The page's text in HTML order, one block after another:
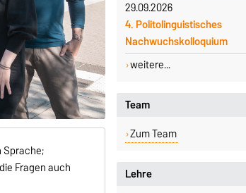
Fragen auch
29.09.2026
4. Politolinguistisches
Nachwuchskolloquium
weitere...
Team
Zum Team
Lehre